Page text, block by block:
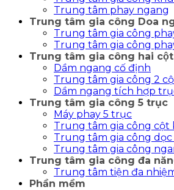
Trung tâm phay ngang
Trung tâm gia công Doa
Trung tâm gia công
Trung tâm gia công
Trung tâm gia công hai cột
Dầm ngang cố định
Trung tâm gia công 2
Dầm ngang tích hợp
Trung tâm gia công 5 trục
Máy phay 5 trục
Trung tâm gia công cột
Trung tâm gia công
Trung tâm gia công
Trung tâm gia công đa
Trung tâm tiện đa
Phần mềm